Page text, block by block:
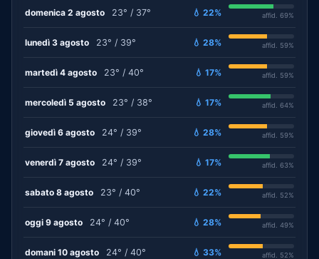
domenica 2 agosto 23° / 37° 💧 22% affid. 69%
lunedì 3 agosto 23° / 39° 💧 28% affid. 59%
martedì 4 agosto 23° / 40° 💧 17% affid. 59%
mercoledì 5 agosto 23° / 38° 💧 17% affid. 64%
giovedì 6 agosto 24° / 39° 💧 28% affid. 59%
venerdì 7 agosto 24° / 39° 💧 17% affid. 63%
sabato 8 agosto 23° / 40° 💧 22% affid. 52%
oggi 9 agosto 24° / 40° 💧 28% affid. 49%
domani 10 agosto 24° / 40° 💧 33% affid. 52%